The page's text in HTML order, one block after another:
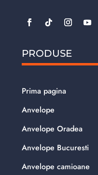
PRODUSE
Prima pagina
Anvelope
Anvelope Oradea
Anvelope Bucuresti
Anvelope camioane